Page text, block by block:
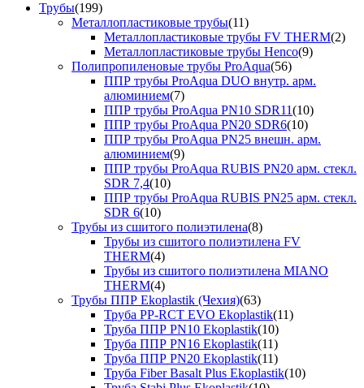
Трубы(199)
Металлопластиковые трубы(11)
Металлопластиковые трубы FV THERM(2)
Металлопластиковые трубы Henco(9)
Полипропиленовые трубы ProAqua(56)
ППР трубы ProAqua DUO внутр. арм.
алюминием(7)
ППР трубы ProAqua PN10 SDR11(10)
ППР трубы ProAqua PN20 SDR6(10)
ППР трубы ProAqua PN25 внешн. арм.
алюминием(9)
ППР трубы ProAqua RUBIS PN20 арм. стекл.
SDR 7,4(10)
ППР трубы ProAqua RUBIS PN25 арм. стекл.
SDR 6(10)
Трубы из сшитого полиэтилена(8)
Трубы из сшитого полиэтилена FV
THERM(4)
Трубы из сшитого полиэтилена MIANO
THERM(4)
Трубы ППР Ekoplastik (Чехия)(63)
Труба PP-RCT EVO Ekoplastik(11)
Труба ППР PN10 Ekoplastik(10)
Труба ППР PN16 Ekoplastik(11)
Труба ППР PN20 Ekoplastik(11)
Труба Fiber Basalt Plus Ekoplastik(10)